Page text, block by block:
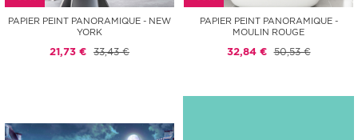
PAPIER PEINT PANORAMIQUE - NEW
YORK
21,73 € 33,43 €
PAPIER PEINT PANORAMIQUE -
MOULIN ROUGE
32,84 € 50,53 €